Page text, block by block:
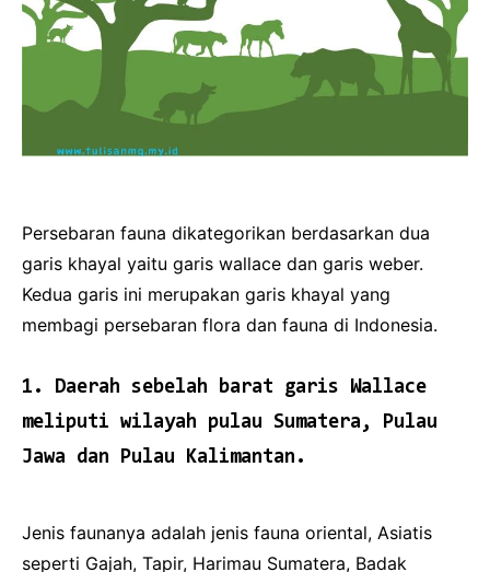
Persebaran fauna dikategorikan berdasarkan dua
garis khayal yaitu garis wallace dan garis weber.
Kedua garis ini merupakan garis khayal yang
membagi persebaran flora dan fauna di Indonesia.
1. Daerah sebelah barat garis Wallace
meliputi wilayah pulau Sumatera, Pulau
Jawa dan Pulau Kalimantan.
Jenis faunanya adalah jenis fauna oriental, Asiatis
seperti Gajah, Tapir, Harimau Sumatera, Badak